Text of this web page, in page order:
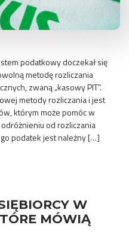
podatkowy doczekał się
metodę rozliczania
zwaną „kasowy PIT”.
metody rozliczania i jest
którym może pomóc w
od rozliczania
podatek jest należny […]
W
MÓWIĄ